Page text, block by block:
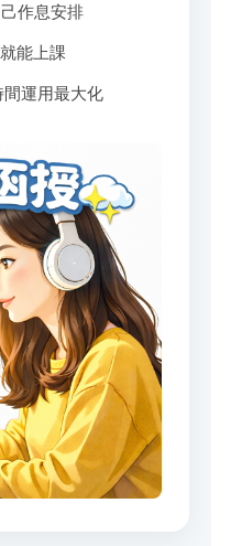
作息安排
能上課
運用最大化